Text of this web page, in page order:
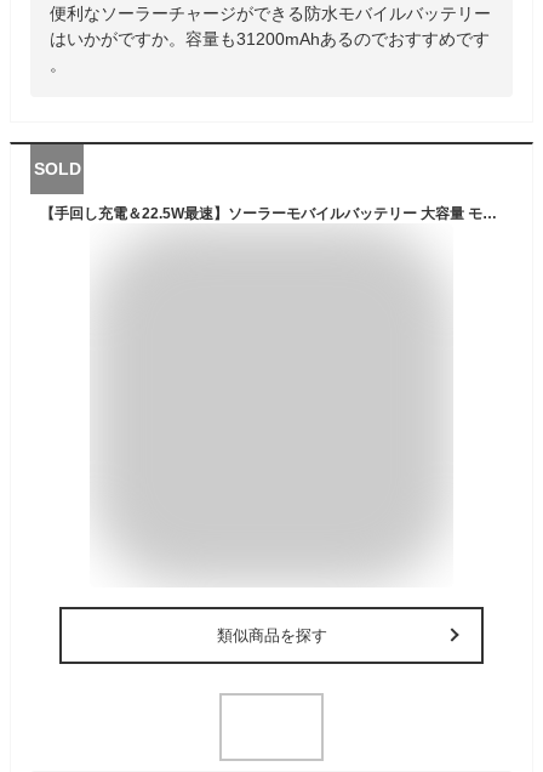
便利なソーラーチャージができる防水モバイルバッテリー
はいかがですか。容量も31200mAhあるのでおすすめです
。
SOLD
【手回し充電＆22.5W最速】ソーラーモバイルバッテリー 大容量 モバイルバッテリー 63800mAh 22.5W/PD18W 急速充電 ソーラーチャージャー 6台同時充電 3本ケーブル内蔵+USBポート 5way蓄電 IPX7防水 高輝度 LEDライト付き 停電対策 地震 災害 防災グッズ
類似商品を探す